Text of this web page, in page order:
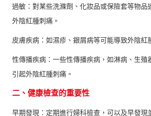
過敏：對某些洗滌劑、化妝品或保險套等物品
外陰紅腫刺痛。
皮膚疾病：如濕疹、銀屑病等可能導致外陰紅
性傳播疾病：一些性傳播疾病，如淋病、生殖
引起外陰紅腫刺痛。
二、健康檢查的重要性
早期發現：定期進行婦科檢查，可以及早發現